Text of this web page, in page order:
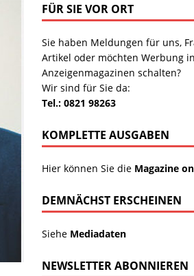
FÜR SIE VOR ORT
Sie haben Meldungen für uns,
Artikel oder möchten Werbung
Anzeigenmagazinen schalten?
Wir sind für Sie da:
Tel.: 0821 98263
KOMPLETTE AUSGABEN
Hier können Sie die Magazine
DEMNÄCHST ERSCHEINEN
Siehe Mediadaten
NEWSLETTER ABONNIEREN